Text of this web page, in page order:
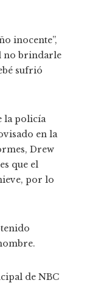
inocente”,
no brindarle
sufrió
la policía
en la
Drew
que el
por lo
de NBC